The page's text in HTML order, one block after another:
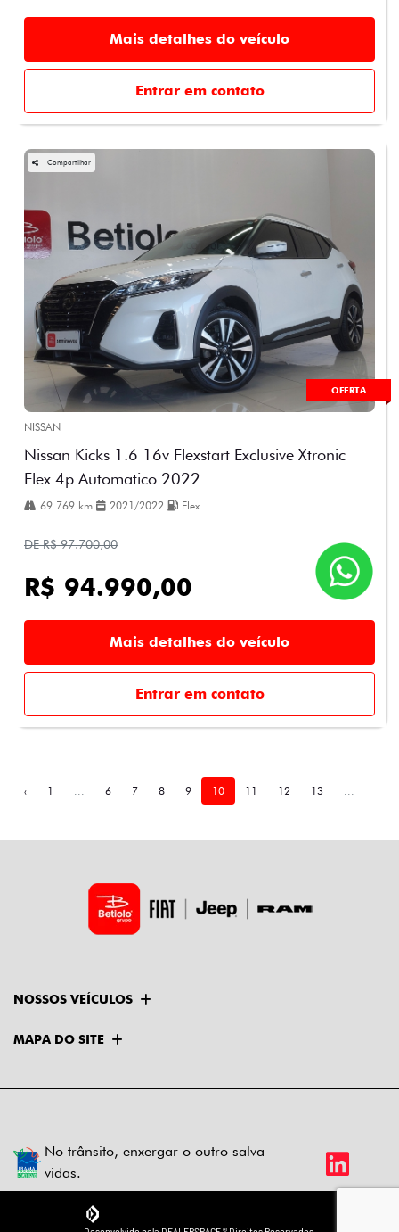
Mais detalhes do veículo
Entrar em contato
OFERTA
Compartilhar
NISSAN
Nissan Kicks 1.6 16v Flexstart Exclusive Xtronic
Flex 4p Automatico 2022
69.769 km 2021/2022 Flex
DE R$ 97.700,00
R$ 94.990,00
Mais detalhes do veículo
Entrar em contato
‹ 1 6 7 8 9 10 11 12 13
NOSSOS VEÍCULOS
MAPA DO SITE
No trânsito, enxergar o outro salva
vidas.